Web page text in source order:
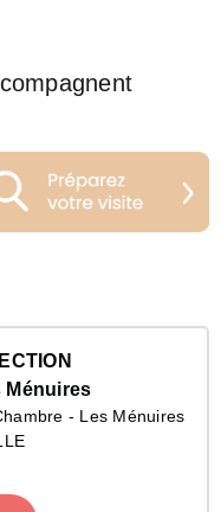
Ménuires
- Les Ménuires